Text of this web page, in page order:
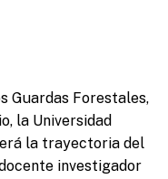
Guardas Forestales,
la Universidad
la trayectoria del
investigador